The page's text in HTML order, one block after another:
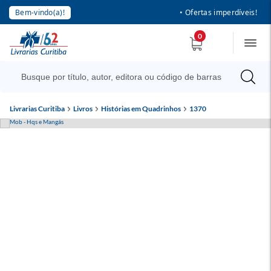
Bem-vindo(a)! • Ofertas imperdíveis!
0
Livrarias Curitiba Livros Histórias em Quadrinhos 1370